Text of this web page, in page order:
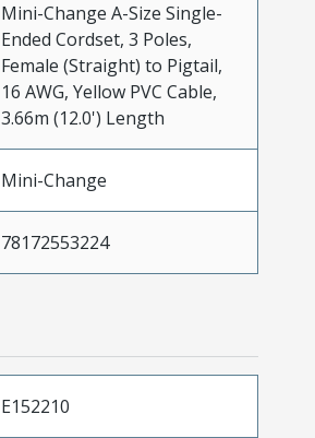
Mini-Change A-Size Single-
Ended Cordset, 3 Poles,
Female (Straight) to Pigtail,
16 AWG, Yellow PVC Cable,
3.66m (12.0') Length
Mini-Change
78172553224
E152210